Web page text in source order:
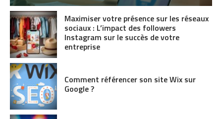
Maximiser votre présence sur les réseaux
sociaux : L’impact des followers
Instagram sur le succès de votre
entreprise
Comment référencer son site Wix sur
Google ?